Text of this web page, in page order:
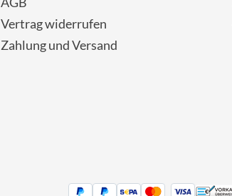
Vertrag widerrufen
Zahlung und Versand